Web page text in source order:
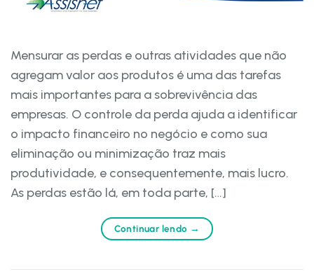
Mensurar as perdas e outras atividades que não
agregam valor aos produtos é uma das tarefas
mais importantes para a sobrevivência das
empresas. O controle da perda ajuda a identificar
o impacto financeiro no negócio e como sua
eliminação ou minimização traz mais
produtividade, e consequentemente, mais lucro.
As perdas estão lá, em toda parte, […]
Continuar lendo →